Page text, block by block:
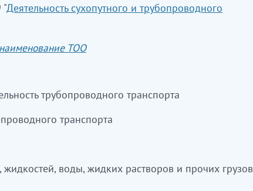
кіреді
бу немесе суды бөлу (35.22.0, 35.30, 36.00.0
заттарды тасымалдаукірмейді (49.41.0
"Деятельность сухопутного и трубопроводного
ТОО
трубопроводного транспорта
транспорта
жидкостей, воды, жидких растворов и прочих грузов